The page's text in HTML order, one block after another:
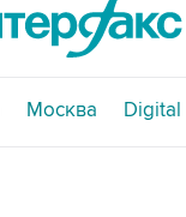
Москва Digital